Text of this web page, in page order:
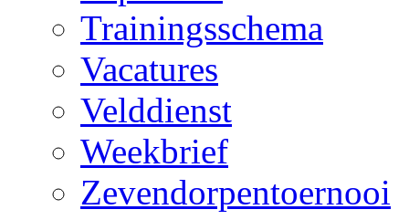
Trainingsschema
Vacatures
Velddienst
Weekbrief
Zevendorpentoernooi